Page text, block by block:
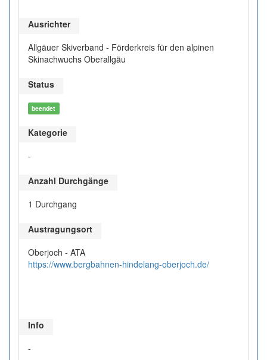
Ausrichter
Allgäuer Skiverband - Förderkreis für den alpinen
Skinachwuchs Oberallgäu
Status
beendet
Kategorie
-
Anzahl Durchgänge
1 Durchgang
Austragungsort
Oberjoch - ATA
https://www.bergbahnen-hindelang-oberjoch.de/
Info
-